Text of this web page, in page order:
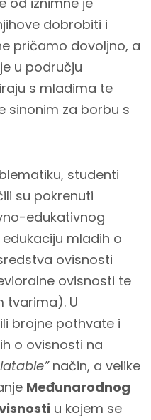
dobrobiti i
pričamo dovoljno, a
u području
s mladima te
sinonim za borbu s
studenti
su pokrenuti
edukativnog
mladih o
ovisnosti
ovisnosti te
tvarima). U
brojne pothvate i
o ovisnosti na
način, a velike
Međunarodnog
u kojem se